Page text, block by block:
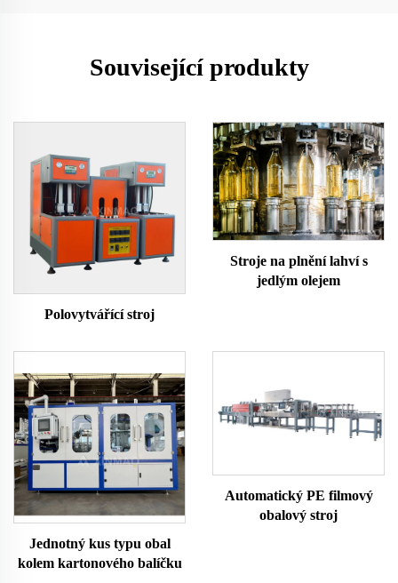
Související produkty
Polovytvářící stroj
Stroje na plnění lahví s
jedlým olejem
Jednotný kus typu obal
kolem kartonového balíčku
Automatický PE filmový
obalový stroj